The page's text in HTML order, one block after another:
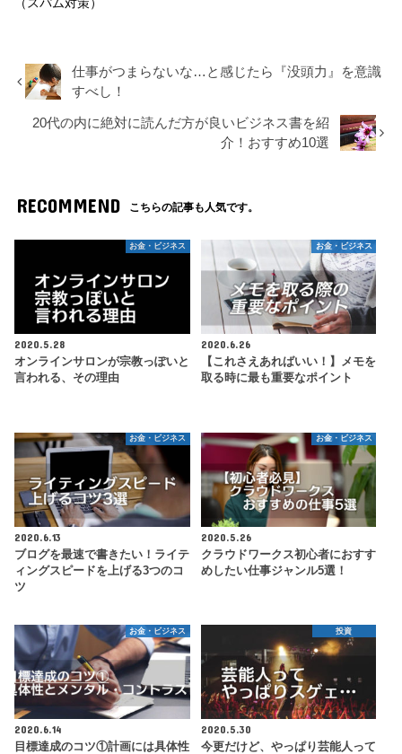
仕事がつまらないな…と感じたら『没頭力』を意識
すべし！
20代の内に絶対に読んだ方が良いビジネス書を紹
介！おすすめ10選
RECOMMEND こちらの記事も人気です。
お金・ビジネス
2020.5.28
オンラインサロンが宗教っぽいと
言われる、その理由
お金・ビジネス
2020.6.26
【これさえあればいい！】メモを
取る時に最も重要なポイント
お金・ビジネス
2020.6.13
ブログを最速で書きたい！ライテ
ィングスピードを上げる3つのコ
ツ
お金・ビジネス
2020.5.26
クラウドワークス初心者におすす
めしたい仕事ジャンル5選！
お金・ビジネス
2020.6.14
目標達成のコツ①計画には具体性
投資
2020.5.30
今更だけど、やっぱり芸能人って